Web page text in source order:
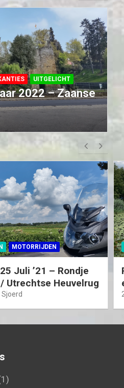
UITGELICHT
2022 – Zaanse
MOTORRIJDEN
Juli ’21 – Rondje
Utrechtse Heuvelrug
Sjoerd